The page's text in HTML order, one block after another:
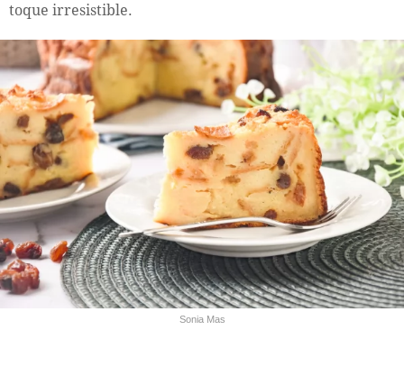
toque irresistible.
Sonia Mas